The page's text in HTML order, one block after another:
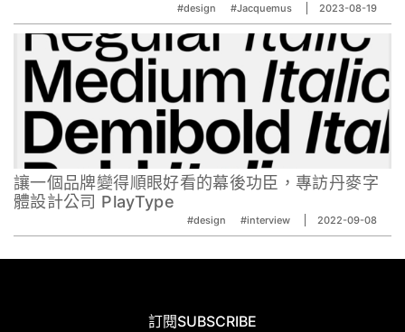
#design #Jacquemus 2023-08-19
讓一個品牌變得順眼好看的幕後功臣，專訪丹麥字
體設計公司 PlayType
#design #interview 2022-09-08
訂閱SUBSCRIBE